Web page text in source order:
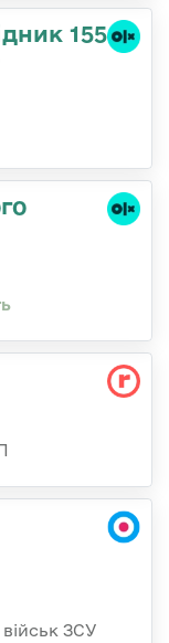
155
ЗСУ